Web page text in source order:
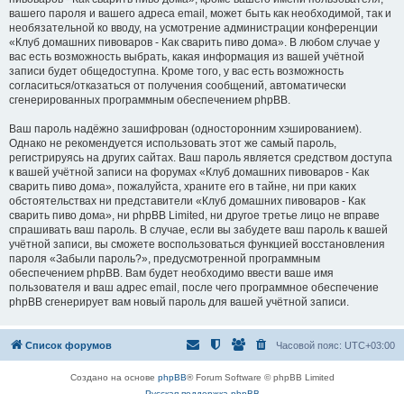
вашего пароля и вашего адреса email, может быть как необходимой, так и
необязательной ко вводу, на усмотрение администрации конференции
«Клуб домашних пивоваров - Как cварить пиво дома». В любом случае у
вас есть возможность выбрать, какая информация из вашей учётной
записи будет общедоступна. Кроме того, у вас есть возможность
согласиться/отказаться от получения сообщений, автоматически
сгенерированных программным обеспечением phpBB.
Ваш пароль надёжно зашифрован (односторонним хэшированием).
Однако не рекомендуется использовать этот же самый пароль,
регистрируясь на других сайтах. Ваш пароль является средством доступа
к вашей учётной записи на форумах «Клуб домашних пивоваров - Как
cварить пиво дома», пожалуйста, храните его в тайне, ни при каких
обстоятельствах ни представители «Клуб домашних пивоваров - Как
cварить пиво дома», ни phpBB Limited, ни другое третье лицо не вправе
спрашивать ваш пароль. В случае, если вы забудете ваш пароль к вашей
учётной записи, вы сможете воспользоваться функцией восстановления
пароля «Забыли пароль?», предусмотренной программным
обеспечением phpBB. Вам будет необходимо ввести ваше имя
пользователя и ваш адрес email, после чего программное обеспечение
phpBB сгенерирует вам новый пароль для вашей учётной записи.
Список форумов Часовой пояс: UTC+03:00
Создано на основе phpBB® Forum Software © phpBB Limited